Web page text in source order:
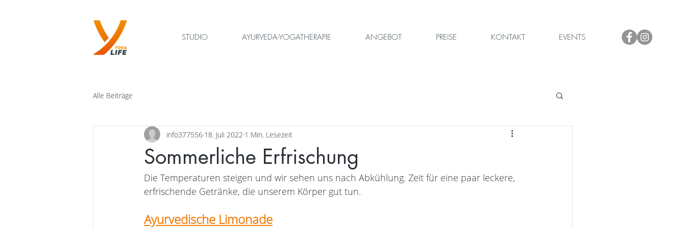
STUDIO AYURVEDA-YOGATHERAPIE ANGEBOT PREISE KONTAKT EVENTS
Alle Beiträge
Sommerliche Erfrischung
info377556 18. Juli 2022 1 Min. Lesezeit
Die Temperaturen steigen und wir sehen uns nach Abkühlung. Zeit für eine paar leckere,
erfrischende Getränke, die unserem Körper gut tun.
Ayurvedische Limonade